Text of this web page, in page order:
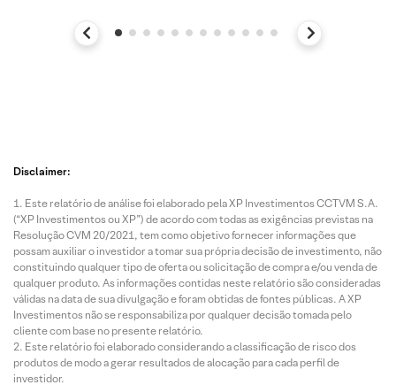
Disclaimer:
Este relatório de análise foi elaborado pela XP Investimentos CCTVM S.A.
(“XP Investimentos ou XP”) de acordo com todas as exigências previstas na
Resolução CVM 20/2021, tem como objetivo fornecer informações que
possam auxiliar o investidor a tomar sua própria decisão de investimento, não
constituindo qualquer tipo de oferta ou solicitação de compra e/ou venda de
qualquer produto. As informações contidas neste relatório são consideradas
válidas na data de sua divulgação e foram obtidas de fontes públicas. A XP
Investimentos não se responsabiliza por qualquer decisão tomada pelo
cliente com base no presente relatório.
Este relatório foi elaborado considerando a classificação de risco dos
produtos de modo a gerar resultados de alocação para cada perfil de
investidor.